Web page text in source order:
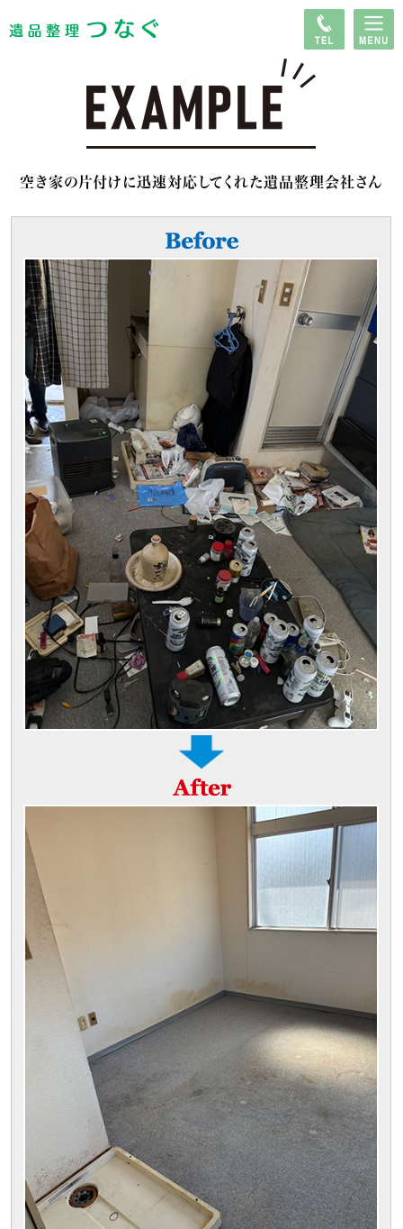
空き家の片付けに迅速対応してくれた遺品整理会社さん